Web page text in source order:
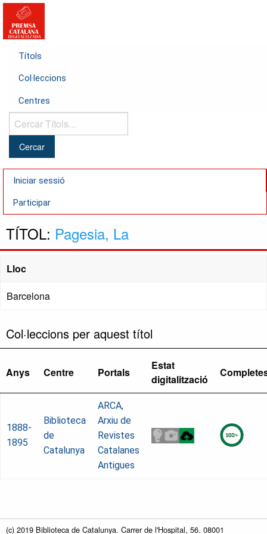
Títols
Col·leccions
Centres
Cercar
Títols...
Iniciar sessió
Participar
TÍTOL: Pagesia, La
Lloc
Barcelona
Col·leccions per aquest títol
Anys Centre Portals
Estat
digitalització
1888-
1895
Biblioteca
de
Catalunya
ARCA,
Arxiu de
Revistes
Catalanes
Antigues
(c) 2019 Biblioteca de Catalunya. Carrer de l'Hospital, 56. 08001